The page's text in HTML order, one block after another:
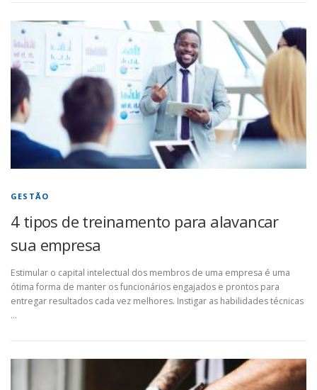
GESTÃO
4 tipos de treinamento para alavancar
sua empresa
Estimular o capital intelectual dos membros de uma empresa é uma
ótima forma de manter os funcionários engajados e prontos para
entregar resultados cada vez melhores. Instigar as habilidades técnicas
…